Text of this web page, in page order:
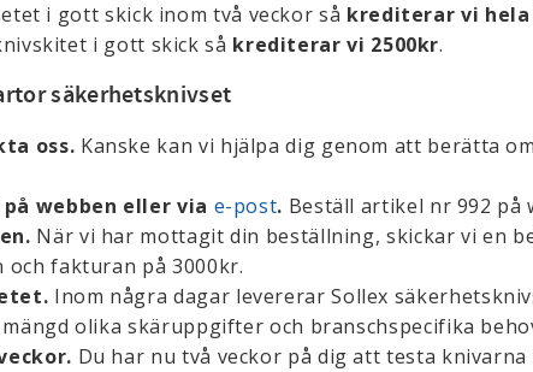
i gott skick inom två veckor så krediterar vi
i gott skick så krediterar vi 2500kr.
säkerhetsknivset
oss. Kanske kan vi hjälpa dig genom att berätta
webben eller via e-post. Beställ artikel nr 992 på
När vi har mottagit din beställning, skickar vi en
och fakturan på 3000kr.
Inom några dagar levererar Sollex
olika skäruppgifter och branschspecifika
Du har nu två veckor på dig att testa